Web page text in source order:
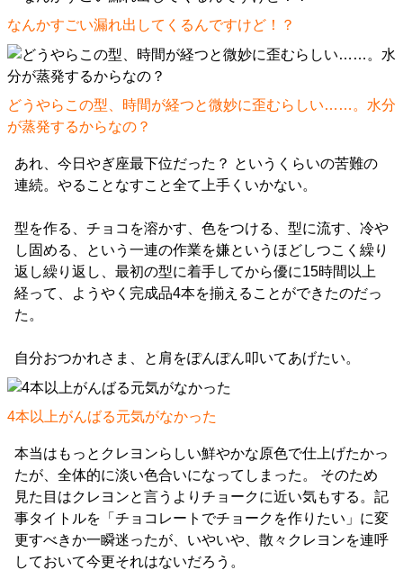
なんかすごい漏れ出してくるんですけど！？
どうやらこの型、時間が経つと微妙に歪むらしい……。水分
が蒸発するからなの？
あれ、今日やぎ座最下位だった？ というくらいの苦難の
連続。やることなすこと全て上手くいかない。
型を作る、チョコを溶かす、色をつける、型に流す、冷や
し固める、という一連の作業を嫌というほどしつこく繰り
返し繰り返し、最初の型に着手してから優に15時間以上
経って、ようやく完成品4本を揃えることができたのだっ
た。
自分おつかれさま、と肩をぽんぽん叩いてあげたい。
4本以上がんばる元気がなかった
本当はもっとクレヨンらしい鮮やかな原色で仕上げたかっ
たが、全体的に淡い色合いになってしまった。 そのため
見た目はクレヨンと言うよりチョークに近い気もする。記
事タイトルを「チョコレートでチョークを作りたい」に変
更すべきか一瞬迷ったが、いやいや、散々クレヨンを連呼
しておいて今更それはないだろう。